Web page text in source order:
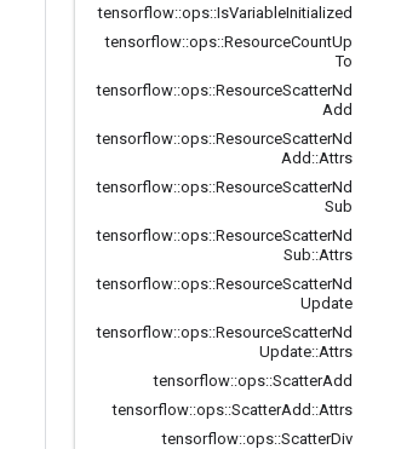
tensorflow::ops::IsVariableInitialized
tensorflow::ops::ResourceCountUp
To
tensorflow::ops::ResourceScatterNd
Add
tensorflow::ops::ResourceScatterNd
Add ::Attrs
tensorflow::ops::ResourceScatterNd
Sub
tensorflow::ops::ResourceScatterNd
Sub::Attrs
tensorflow::ops::ResourceScatterNd
Update
tensorflow::ops::ResourceScatterNd
Update::Attrs
tensorflow::ops::ScatterAdd
tensorflow::ops::ScatterAdd ::Attrs
tensorflow::ops::ScatterDiv